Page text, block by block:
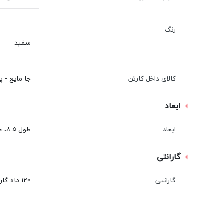
رنگ
سفید
کالای داخل کارتن جا مایع -
ابعاد
ابعاد طول 8.5، عرض 7.8 و ارتفاع 18 سانتی‌متر
گارانتی
گارانتی 120 ماه گارانتی ایمن آب